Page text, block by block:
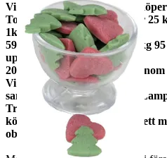
Vi samfraktar gärna om du
Total frakt: 50gr 15 kr, 100gr 25
1kg
59kr, 2kg 73 kr, 3kg 79 kr, 5kg
upp till
20kg 159 kr (priserna gäller inom
Vi
samfraktar med Fyndgross,
Tradera. Om du
köper från mer än en skicka ett
observerar det.